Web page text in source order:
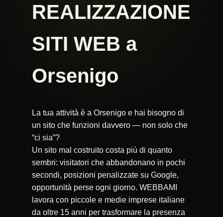
REALIZZAZIONE
SITI WEB a
Orsenigo
La tua attività è a Orsenigo e hai bisogno di
un sito che funzioni davvero — non solo che
“ci sia”?
Un sito mal costruito costa più di quanto
sembri: visitatori che abbandonano in pochi
secondi, posizioni penalizzate su Google,
opportunità perse ogni giorno. WEBBAMI
lavora con piccole e medie imprese italiane
da oltre 15 anni per trasformare la presenza